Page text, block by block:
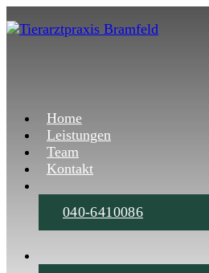
Home
Leistungen
Team
Kontakt
040-6410086